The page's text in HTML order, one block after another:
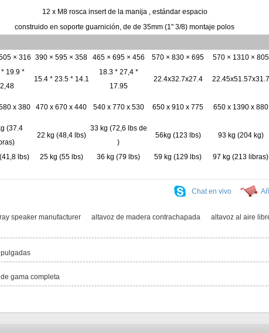
12 x M8 rosca insertde la manija , estándar espacio
construido en soporte guarnición, de de 35mm (1" 3/8) montaje polos
× 316 390 × 595 × 358 465 × 695 × 456 570 × 830 × 695 570 × 1310 × 805
* 19.9 *
15.4 * 23.5 * 14.1
18.3 * 27,4 *
17.95
22.4x32.7x27.4 22.45x51.57x31.7
x 380 470 x 670 x 440 540 x 770 x 530 650 x 910 x 775 650 x 1390 x 880
(37.4
22 kg (48,4 lbs)
33 kg (72,6 lbs de
)
56kg (123 lbs) 93 kg (204 kg)
(41,8 lbs) 25 kg (55 lbs) 36 kg (79 lbs) 59 kg (129 lbs) 97 kg (213 libras)
Chat en vivo
speaker manufacturer altavoz de madera contrachapada
altavoz al aire
gama completa